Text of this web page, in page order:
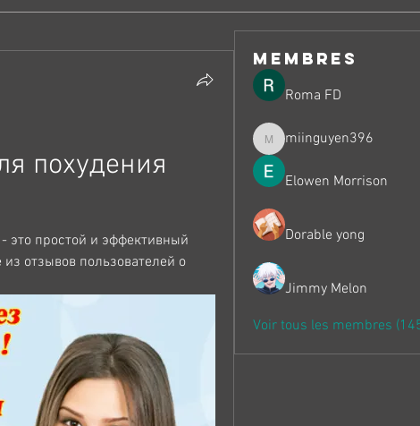
похудения
это простой и эффективный
отзывов пользователей о
membres
Roma FD
miinguyen396
miinguyen396
Elowen Morrison
Dorable yong
Jimmy Melon
Voir tous les membres